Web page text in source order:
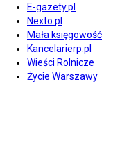
E-gazety.pl
Nexto.pl
Mała księgowość
Kancelarierp.pl
Wieści Rolnicze
Życie Warszawy